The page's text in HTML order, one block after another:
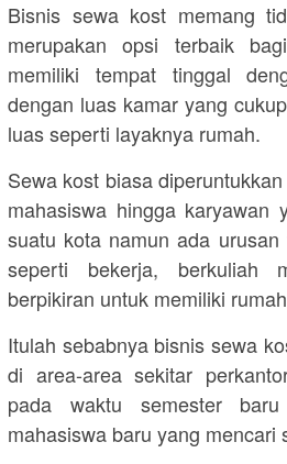
Bisnis sewa kost memang
merupakan opsi terbaik
memiliki tempat tinggal
dengan luas kamar yang
luas seperti layaknya rumah.
Sewa kost biasa
mahasiswa hingga karyawan
suatu kota namun ada
seperti bekerja, berkuliah
berpikiran untuk memiliki
Itulah sebabnya bisnis sewa
di area-area sekitar
pada waktu semester
mahasiswa baru yang mencari